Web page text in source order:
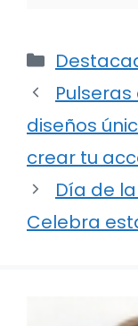
diseños
crear tu
Día de
Celebra